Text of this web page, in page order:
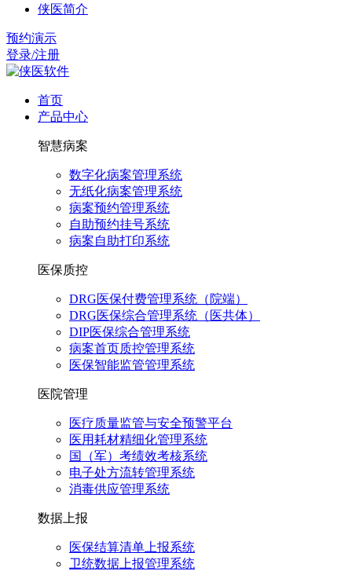
侠医简介
预约演示
登录/注册
首页
产品中心
智慧病案
数字化病案管理系统
无纸化病案管理系统
病案预约管理系统
自助预约挂号系统
病案自助打印系统
医保质控
DRG医保付费管理系统（院端）
DRG医保综合管理系统（医共体）
DIP医保综合管理系统
病案首页质控管理系统
医保智能监管管理系统
医院管理
医疗质量监管与安全预警平台
医用耗材精细化管理系统
国（军）考绩效考核系统
电子处方流转管理系统
消毒供应管理系统
数据上报
医保结算清单上报系统
卫统数据上报管理系统